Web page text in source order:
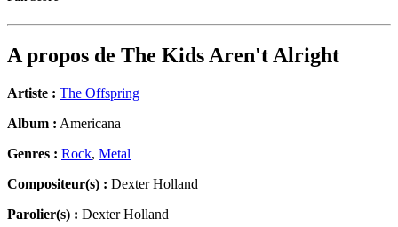
A propos de The Kids Aren't Alright
Artiste : The Offspring
Album : Americana
Genres : Rock, Metal
Compositeur(s) : Dexter Holland
Parolier(s) : Dexter Holland